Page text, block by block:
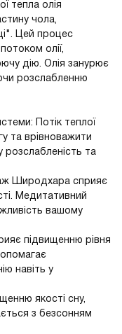
тепла олія
чола,
Цей процес
олії,
дію. Олія занурює
розслабленню
Потік теплої
та врівноважити
розслабленість та
Широдхара сприяє
Медитативний
вашому
підвищенню рівня
навіть у
якості сну,
з безсонням